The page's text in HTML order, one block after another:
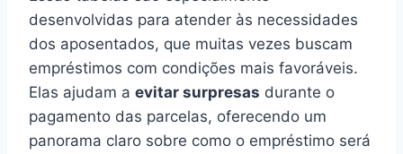
desenvolvidas para atender às necessidades
dos aposentados, que muitas vezes buscam
empréstimos com condições mais favoráveis.
Elas ajudam a evitar surpresas durante o
pagamento das parcelas, oferecendo um
panorama claro sobre como o empréstimo será